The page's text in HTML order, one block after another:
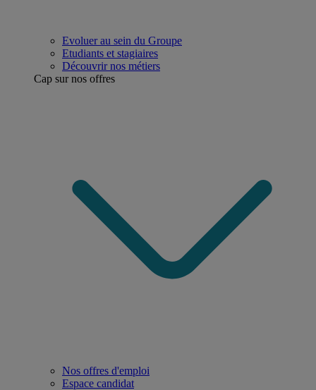
Evoluer au sein du Groupe
Etudiants et stagiaires
Découvrir nos métiers
Cap sur nos offres
Nos offres d'emploi
Espace candidat